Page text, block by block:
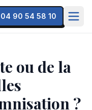
04 90 54 58 10
ou de la
?